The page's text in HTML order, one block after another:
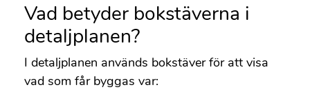
Vad betyder bokstäverna i
detaljplanen?
I detaljplanen används bokstäver för att visa
vad som får byggas var: